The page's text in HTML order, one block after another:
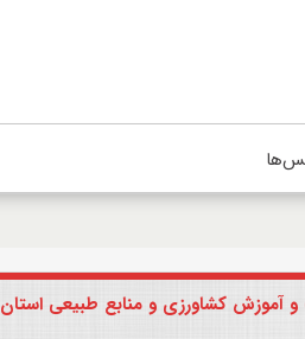
و آموزش کشاورزی و منابع طبیعی استان